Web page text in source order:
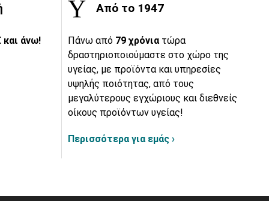
και άνω!
Από το 1947
Πάνω από 79 χρόνια τώρα
δραστηριοποιούμαστε στο χώρο της
υγείας, με προϊόντα και υπηρεσίες
υψηλής ποιότητας, από τους
μεγαλύτερους εγχώριους και διεθνείς
οίκους προϊόντων υγείας!
Περισσότερα για εμάς ›